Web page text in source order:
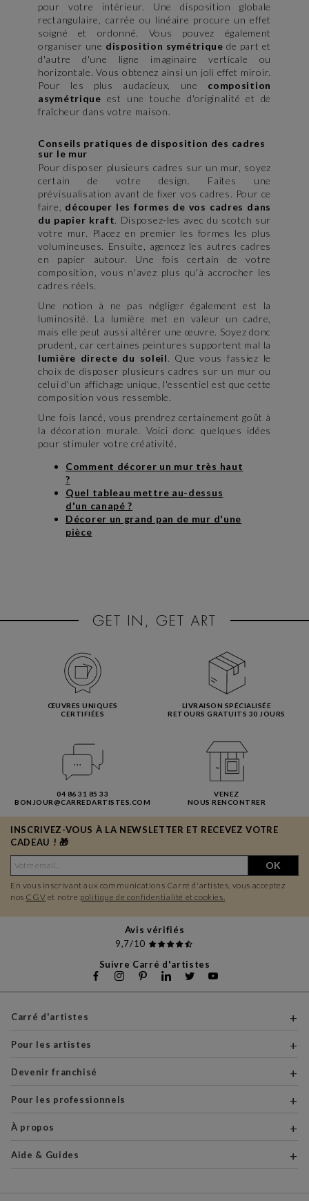
pour votre intérieur. Une disposition globale
rectangulaire, carrée ou linéaire procure un effet
soigné et ordonné. Vous pouvez également
organiser une disposition symétrique de part et
d'autre d'une ligne imaginaire verticale ou
horizontale. Vous obtenez ainsi un joli effet miroir.
Pour les plus audacieux, une composition
asymétrique est une touche d'originalité et de
fraîcheur dans votre maison.
Conseils pratiques de disposition des cadres
sur le mur
Pour disposer plusieurs cadres sur un mur, soyez
certain de votre design. Faites une
prévisualisation avant de fixer vos cadres. Pour ce
faire, découper les formes de vos cadres dans
du papier kraft. Disposez-les avec du scotch sur
votre mur. Placez en premier les formes les plus
volumineuses. Ensuite, agencez les autres cadres
en papier autour. Une fois certain de votre
composition, vous n'avez plus qu'à accrocher les
cadres réels.
Une notion à ne pas négliger également est la
luminosité. La lumière met en valeur un cadre,
mais elle peut aussi altérer une œuvre. Soyez donc
prudent, car certaines peintures supportent mal la
lumière directe du soleil. Que vous fassiez le
choix de disposer plusieurs cadres sur un mur ou
celui d'un affichage unique, l'essentiel est que cette
composition vous ressemble.
Une fois lancé, vous prendrez certainement goût à
la décoration murale. Voici donc quelques idées
pour stimuler votre créativité.
Comment décorer un mur très haut
?
Quel tableau mettre au-dessus
d'un canapé ?
Décorer un grand pan de mur d'une
pièce
ŒUVRES UNIQUES
CERTIFIÉES
LIVRAISON SPÉCIALISÉE
RETOURS GRATUITS 30 JOURS
04 86 31 85 33
BONJOUR@CARREDARTISTES.COM
VENEZ
NOUS RENCONTRER
INSCRIVEZ-VOUS À LA NEWSLETTER ET RECEVEZ VOTRE
CADEAU ! 🎁
OK
En vous inscrivant aux communications Carré d'artistes, vous acceptez
nos CGV et notre politique de confidentialité et cookies.
Avis vérifiés
9,7/10
Suivre Carré d'artistes
Carré d'artistes
Pour les artistes
Devenir franchisé
Pour les professionnels
À propos
Aide & Guides